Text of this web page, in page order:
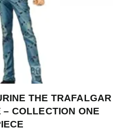
THE TRAFALGAR
COLLECTION ONE